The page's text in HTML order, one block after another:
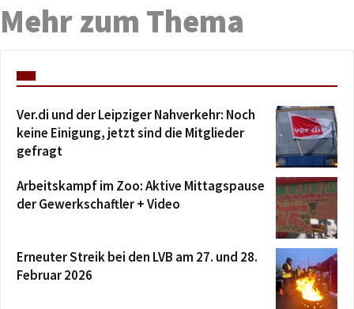
Mehr zum Thema
Ver.di und der Leipziger Nahverkehr: Noch
keine Einigung, jetzt sind die Mitglieder
gefragt
Arbeitskampf im Zoo: Aktive Mittagspause
der Gewerkschaftler + Video
Erneuter Streik bei den LVB am 27. und 28.
Februar 2026